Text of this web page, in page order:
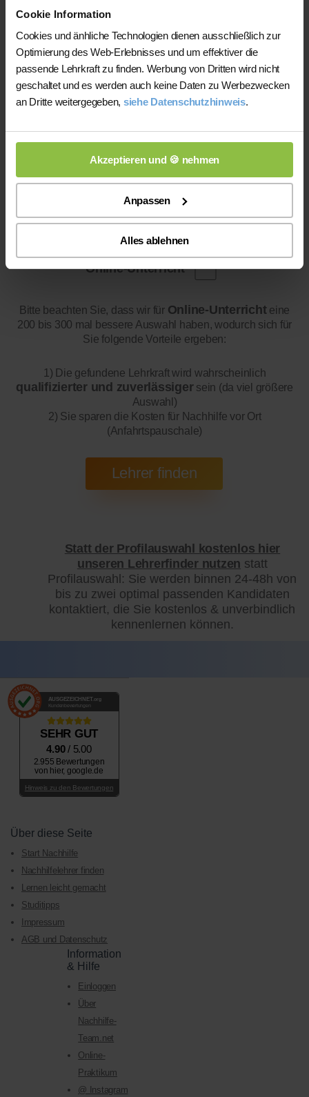
Cookie Information
Cookies und änhliche Technologien dienen ausschließlich zur
Optimierung des Web-Erlebnisses und um effektiver die
passende Lehrkraft zu finden. Werbung von Dritten wird nicht
geschaltet und es werden auch keine Daten zu Werbezwecken
an Dritte weitergegeben, siehe Datenschutzhinweis.
Akzeptieren und 🍪 nehmen
Anpassen
Alles ablehnen
zur Verfügung stellen.
Jetzt verfügbare Lehrer/innen
für Online-Nachhilfe anzeigen
lassen.
Online-Unterricht
Bitte beachten Sie, dass wir für Online-Unterrichteine
200 bis 300 mal bessere Auswahl haben, wodurch sich für
Sie folgende Vorteile ergeben:
1) Die gefundene Lehrkraft wird wahrscheinlich
qualifizierter und zuverlässigersein (da viel größere
Auswahl)
2) Sie sparen die Kosten für Nachhilfe vor Ort
(Anfahrtspauschale)
Statt der Profilauswahl kostenlos hier
unseren Lehrerfinder nutzen statt
Profilauswahl: Sie werden binnen 24-48h von
bis zu zwei optimal passenden Kandidaten
kontaktiert, die Sie kostenlos & unverbindlich
kennenlernen können.
AUSGEZEICHNET .org
Kundenbewertungen
SEHR GUT
4.90/ 5.00
2.955 Bewertungen
von hier, google.de
Hinweis zu den Bewertungen
Über diese Seite
Start Nachhilfe
Nachhilfelehrer finden
Lernen leicht gemacht
Studitipps
Impressum
AGB und Datenschutz
Information
& Hilfe
Einloggen
Über
Nachhilfe-
Team.net
Online-
Praktikum
@ Instagram